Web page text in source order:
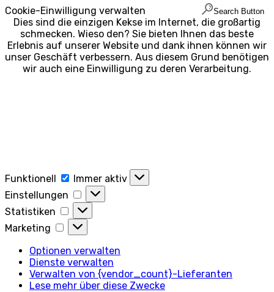
Cookie-Einwilligung verwalten
Dies sind die einzigen Kekse im Internet, die großartig
schmecken. Wieso den? Sie bieten Ihnen das beste
Erlebnis auf unserer Website und dank ihnen können wir
unser Geschäft verbessern. Aus diesem Grund benötigen
wir auch eine Einwilligung zu deren Verarbeitung.
Funktionell Funktionell
Immer aktiv
Einstellungen
Einstellungen
Statistiken
Statistiken
Marketing
Marketing
Optionen verwalten
Dienste verwalten
Verwalten von {vendor_count}-Lieferanten
Lese mehr über diese Zwecke
Search Button